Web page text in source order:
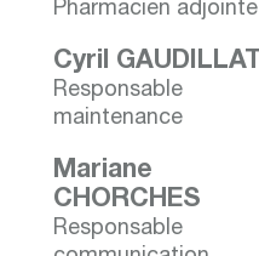
Pharmacien adjointe
Cyril GAUDILLAT
Responsable
maintenance
Mariane
CHORCHES
Responsable